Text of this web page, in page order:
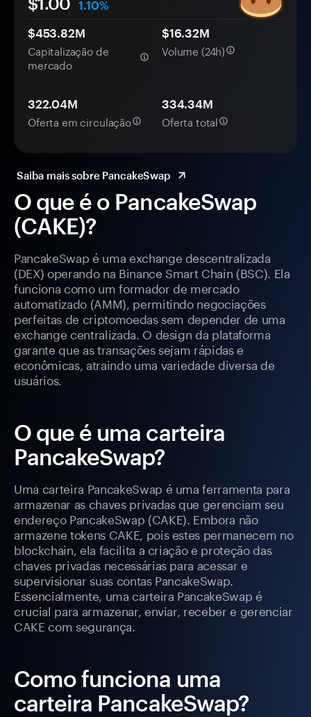
O que é o PancakeSwap
(CAKE)?
PancakeSwap é uma exchange descentralizada
(DEX) operando na Binance Smart Chain (BSC). Ela
funciona como um formador de mercado
automatizado (AMM), permitindo negociações
perfeitas de criptomoedas sem depender de uma
exchange centralizada. O design da plataforma
garante que as transações sejam rápidas e
econômicas, atraindo uma variedade diversa de
usuários.
O que é uma carteira
PancakeSwap?
Uma carteira PancakeSwap é uma ferramenta para
armazenar as chaves privadas que gerenciam seu
endereço PancakeSwap (CAKE). Embora não
armazene tokens CAKE, pois estes permanecem no
blockchain, ela facilita a criação e proteção das
chaves privadas necessárias para acessar e
supervisionar suas contas PancakeSwap.
Essencialmente, uma carteira PancakeSwap é
crucial para armazenar, enviar, receber e gerenciar
CAKE com segurança.
Como funciona uma
carteira PancakeSwap?
1.10%
$453.82M
Capitalização de
mercado
$16.32M
Volume (24h)
322.04M
Oferta em circulação
334.34M
Oferta total
Saiba mais sobre PancakeSwap